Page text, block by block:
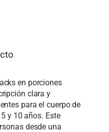
en porciones
clara y
para el cuerpo de
y 10 años. Este
desde una